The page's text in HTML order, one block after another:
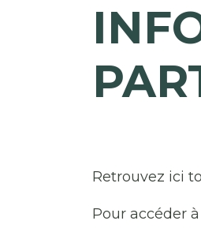
Retrouvez ici
Pour accéder